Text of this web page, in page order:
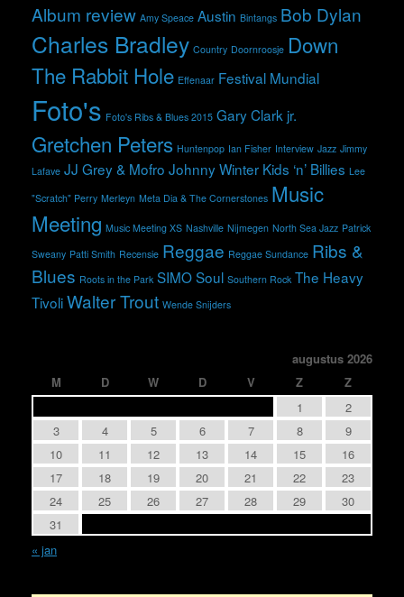
Album review Amy Speace Austin Bintangs Bob Dylan
Charles Bradley Country Doornroosje Down
The Rabbit Hole Effenaar Festival Mundial
Foto's Foto's Ribs & Blues 2015 Gary Clark jr.
Gretchen Peters Huntenpop Ian Fisher Interview Jazz Jimmy
Lafave JJ Grey & Mofro Johnny Winter Kids ‘n’ Billies Lee
"Scratch" Perry Merleyn Meta Dia & The Cornerstones Music
Meeting Music Meeting XS Nashville Nijmegen North Sea Jazz Patrick
Sweany Patti Smith Recensie Reggae Reggae Sundance Ribs &
Blues Roots in the Park SIMOSoul Southern Rock The Heavy
TivoliWalter Trout Wende Snijders
augustus 2026
M
D W D V Z
Z
1
2
3
4 5 6 7 8
9
10
11 12 13 14 15
16
17
18 19 20 21 22
23
24
25 26 27 28 29
30
31
« jan